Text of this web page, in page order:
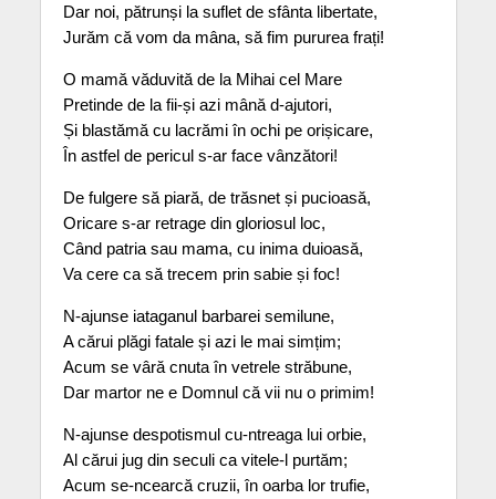
Dar noi, pătrunși la suflet de sfânta libertate,
Jurăm că vom da mâna, să fim pururea frați!
O mamă văduvită de la Mihai cel Mare
Pretinde de la fii-și azi mână d-ajutori,
Și blastămă cu lacrămi în ochi pe orișicare,
În astfel de pericul s-ar face vânzători!
De fulgere să piară, de trăsnet și pucioasă,
Oricare s-ar retrage din gloriosul loc,
Când patria sau mama, cu inima duioasă,
Va cere ca să trecem prin sabie și foc!
N-ajunse iataganul barbarei semilune,
A cărui plăgi fatale și azi le mai simțim;
Acum se vâră cnuta în vetrele străbune,
Dar martor ne e Domnul că vii nu o primim!
N-ajunse despotismul cu-ntreaga lui orbie,
Al cărui jug din seculi ca vitele-l purtăm;
Acum se-ncearcă cruzii, în oarba lor trufie,